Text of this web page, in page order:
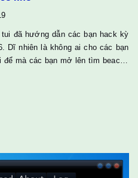
đã hướng dẫn các bạn hack kỳ
Dĩ nhiên là không ai cho các bạn
để mà các bạn mở lên tìm beacon
bạn mang máy tính casio vào
dẫn các bạn gắn wifi vào chiếc
phao thi từ bất kỳ nơi nào trên